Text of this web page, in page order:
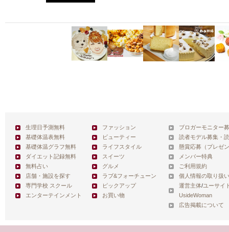
生理日予測無料
基礎体温表無料
基礎体温グラフ無料
ダイエット記録無料
無料占い
店舗・施設を探す
専門学校 スクール
エンターテインメント
ファッション
ビューティー
ライフスタイル
スイーツ
グルメ
ラブ&フォーチューン
ピックアップ
お買い物
ブロガーモニター
読者モデル募集・
懸賞応募（プレゼ
メンバー特典
ご利用規約
個人情報の取り扱
運営主体/ユーサイ
UsideWoman
広告掲載について